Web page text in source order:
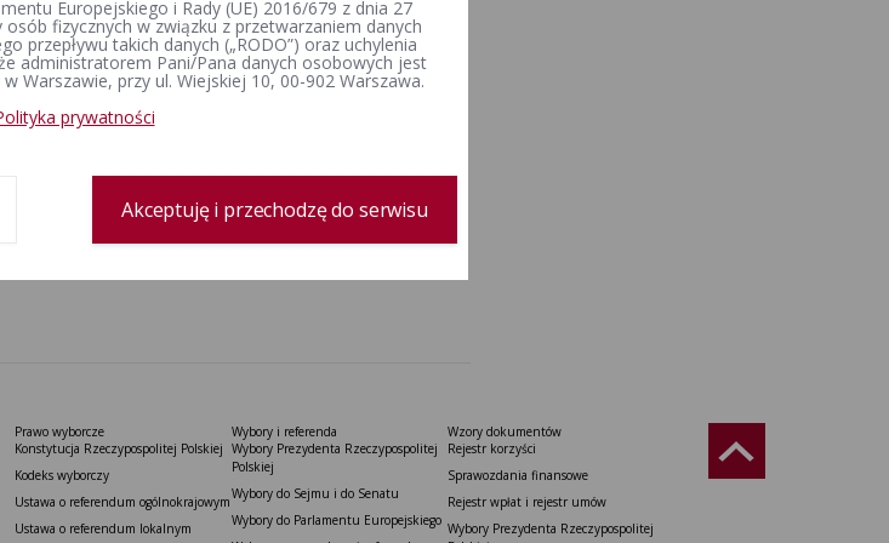
Prawo wyborcze
Konstytucja Rzeczypospolitej Polskiej​
Kodeks wyborczy
Ustawa o referendum ogólnokrajowym
Ustawa o referendum lokalnym
Wybory i referenda
Wybory Prezydenta Rzeczypospolitej
Polskiej
Wybory do Sejmu i do Senatu
Wybory do Parlamentu Europejskiego
Wzory dokumentów
Rejestr korzyści
Sprawozdania finansowe
Rejestr wpłat i rejestr umów
Wybory Prezydenta Rzeczypospolitej
Europejskiego i Rady (UE) 2016/679 z dnia 27
fizycznych w związku z przetwarzaniem danych
przepływu takich danych („RODO”) oraz uchylenia
administratorem Pani/Pana danych osobowych jest
Warszawie, przy ul. Wiejskiej 10, 00-902 Warszawa.
prywatności
Akceptuję i przechodzę do serwisu